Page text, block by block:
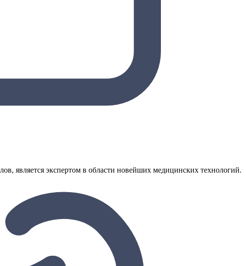
является экспертом в области новейших медицинских технологий.